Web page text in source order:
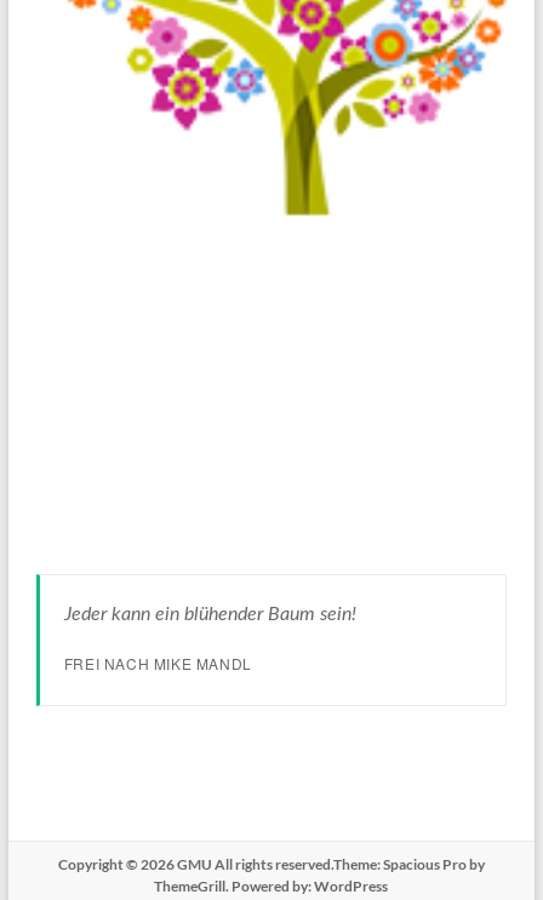
Jeder kann ein blühender Baum sein!
FREI NACH MIKE MANDL
Copyright © 2026GMU All rights reserved.Theme:Spacious Proby
ThemeGrill. Powered by:WordPress